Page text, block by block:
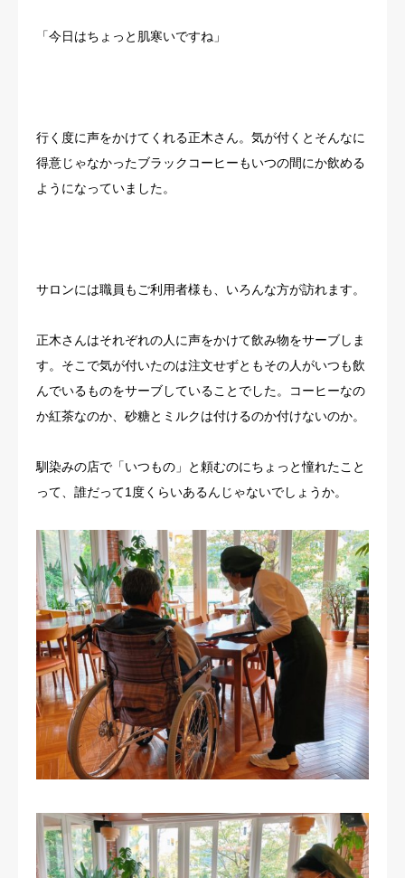
「今日はちょっと肌寒いですね」
行く度に声をかけてくれる正木さん。気が付くとそんなに
得意じゃなかったブラックコーヒーもいつの間にか飲める
ようになっていました。
サロンには職員もご利用者様も、いろんな方が訪れます。
正木さんはそれぞれの人に声をかけて飲み物をサーブしま
す。そこで気が付いたのは注文せずともその人がいつも飲
んでいるものをサーブしていることでした。コーヒーなの
か紅茶なのか、砂糖とミルクは付けるのか付けないのか。
馴染みの店で「いつもの」と頼むのにちょっと憧れたこと
って、誰だって1度くらいあるんじゃないでしょうか。